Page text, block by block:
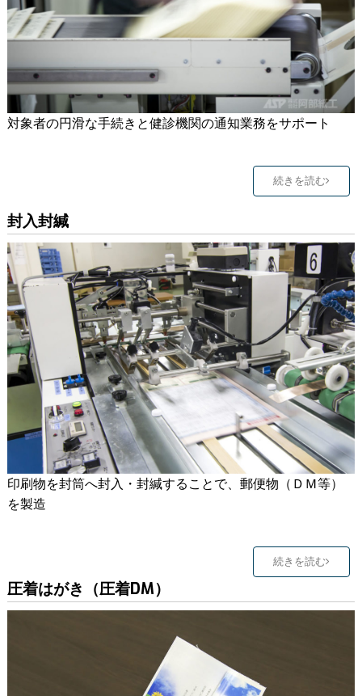
対象者の円滑な手続きと健診機関の通知業務をサポート
続きを読む
封入封緘
印刷物を封筒へ封入・封緘することで、郵便物（ＤＭ等）
を製造
続きを読む
圧着はがき（圧着DM）